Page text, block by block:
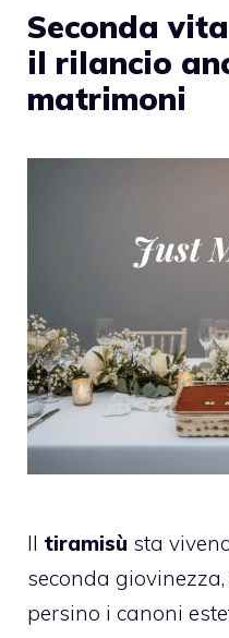
Seconda
il rilancio
matrimoni
Il tiramisù sta
seconda
persino i canoni